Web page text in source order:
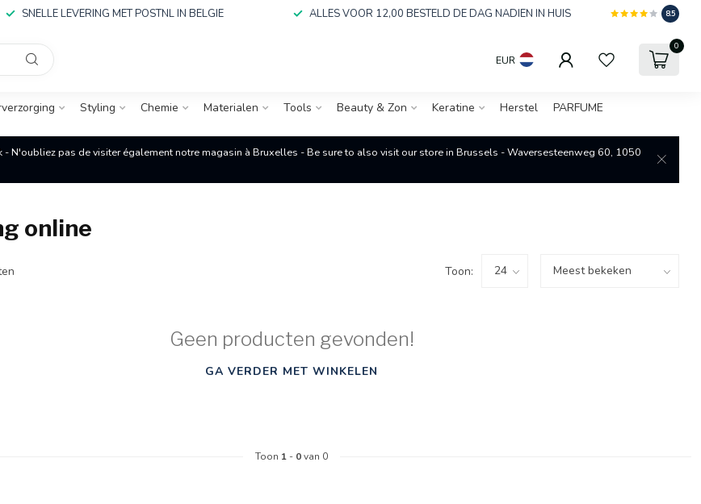
SNELLE LEVERING MET POSTNL IN BELGIE ALLES VOOR 12,00 BESTELD DE DAG NADIEN IN HUIS 8.5
EUR
0
Styling Chemie Materialen Tools Beauty & Zon Keratine Herstel PARFUME
N'oubliez pas de visiter également notre magasin à Bruxelles - Be sure to also visit our store in Brussels - Waversesteenweg 60, 1050
online
Toon:
Geen producten gevonden!
GA VERDER MET WINKELEN
Toon 1 - 0van 0